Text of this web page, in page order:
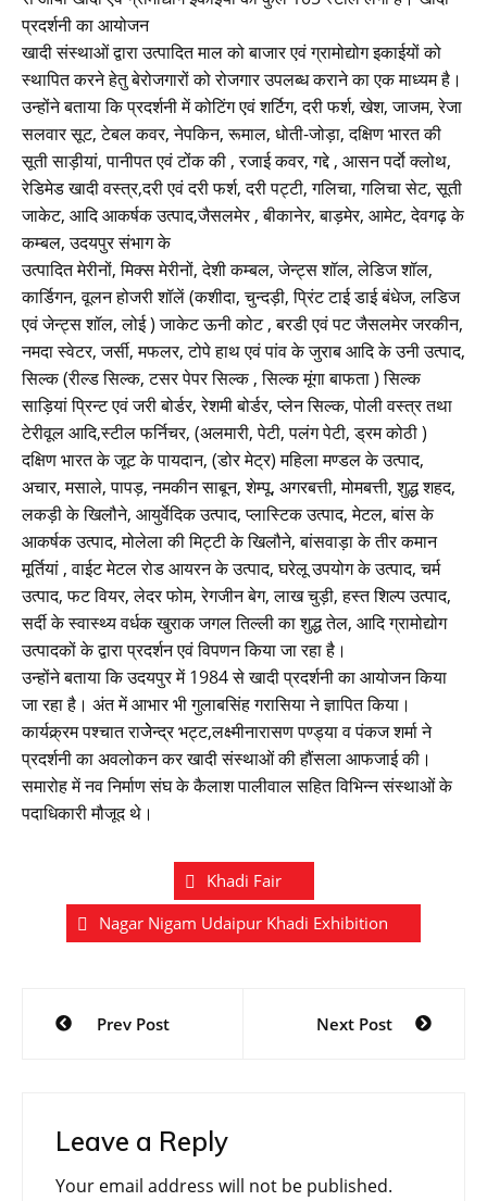
प्रदर्शनी का आयोजन
खादी संस्थाओं द्वारा उत्पादित माल को बाजार एवं ग्रामोद्योग इकाईयों को
स्थापित करने हेतु बेरोजगारों को रोजगार उपलब्ध कराने का एक माध्यम है।
उन्होंने बताया कि प्रदर्शनी में कोटिंग एवं शर्टिग, दरी फर्श, खेश, जाजम, रेजा
सलवार सूट, टेबल कवर, नेपकिन, रूमाल, धोती-जोड़ा, दक्षिण भारत की
सूती साड़ीयां, पानीपत एवं टोंक की , रजाई कवर, गद्दे , आसन पर्दाे क्लोथ,
रेडिमेड खादी वस्त्र,दरी एवं दरी फर्श, दरी पट्टी, गलिचा, गलिचा सेट, सूती
जाकेट, आदि आकर्षक उत्पाद,जैसलमेर , बीकानेर, बाड़मेर, आमेट, देवगढ़ के
कम्बल, उदयपुर संभाग के
उत्पादित मेरीनों, मिक्स मेरीनों, देशी कम्बल, जेन्ट्स शॉल, लेडिज शॉल,
कार्डिगन, वूलन होजरी शॉलें (कशीदा, चुन्दड़ी, प्रिंट टाई डाई बंधेज, लडिज
एवं जेन्ट्स शॉल, लोई ) जाकेट ऊनी कोट , बरडी एवं पट जैसलमेर जरकीन,
नमदा स्वेटर, जर्सी, मफलर, टोपे हाथ एवं पांव के जुराब आदि के उनी उत्पाद,
सिल्क (रील्ड सिल्क, टसर पेपर सिल्क , सिल्क मूंगा बाफता ) सिल्क
साड़ियां प्रिन्ट एवं जरी बोर्डर, रेशमी बोर्डर, प्लेन सिल्क, पोली वस्त्र तथा
टेरीवूल आदि,स्टील फर्निचर, (अलमारी, पेटी, पलंग पेटी, ड्रम कोठी )
दक्षिण भारत के जूट के पायदान, (डोर मेट्र) महिला मण्डल के उत्पाद,
अचार, मसाले, पापड़, नमकीन साबून, शेम्पू, अगरबत्ती, मोमबत्ती, शुद्ध शहद,
लकड़ी के खिलौने, आयुर्वेदिक उत्पाद, प्लास्टिक उत्पाद, मेटल, बांस के
आकर्षक उत्पाद, मोलेला की मिट्टी के खिलौने, बांसवाड़ा के तीर कमान
मूर्तियां , वाईट मेटल रोड आयरन के उत्पाद, घरेलू उपयोग के उत्पाद, चर्म
उत्पाद, फट वियर, लेदर फोम, रेगजीन बेग, लाख चुड़ी, हस्त शिल्प उत्पाद,
सर्दी के स्वास्थ्य वर्धक खुराक जगल तिल्ली का शुद्ध तेल, आदि ग्रामोद्योग
उत्पादकों के द्वारा प्रदर्शन एवं विपणन किया जा रहा है।
उन्होंने बताया कि उदयपुर में 1984 से खादी प्रदर्शनी का आयोजन किया
जा रहा है। अंत में आभार भी गुलाबसिंह गरासिया ने ज्ञापित किया।
कार्यक्र्रम पश्चात राजेेन्द्र भट्ट,लक्ष्मीनारासण पण्ड्या व पंकज शर्मा ने
प्रदर्शनी का अवलोकन कर खादी संस्थाओं की हौंसला आफजाई की।
समारोह में नव निर्माण संघ के कैलाश पालीवाल सहित विभिन्न संस्थाओं के
पदाधिकारी मौजूद थे।
Khadi Fair
Nagar Nigam Udaipur Khadi Exhibition
Post
navigation
Prev Post Next Post
Leave a Reply
Your email address will not be published.